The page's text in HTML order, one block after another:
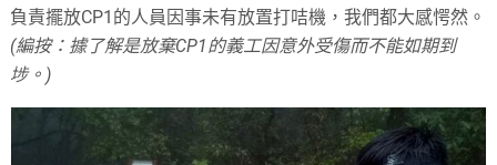
負責擺放CP1的人員因事未有放置打咭機，我們都大感愕然。
(編按：據了解是放棄CP1的義工因意外受傷而不能如期到
埗。)